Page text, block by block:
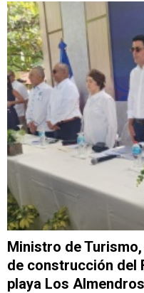
Ministro de
de construcción del
playa Los Almendros